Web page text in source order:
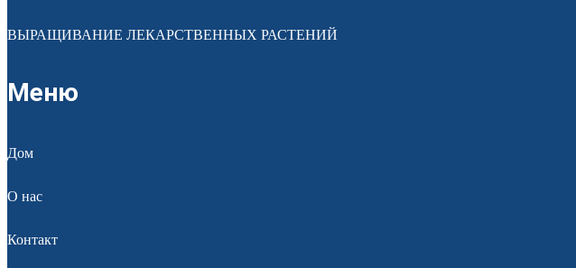
ВЫРАЩИВАНИЕ ЛЕКАРСТВЕННЫХ РАСТЕНИЙ
Меню
Дом
О нас
Контакт